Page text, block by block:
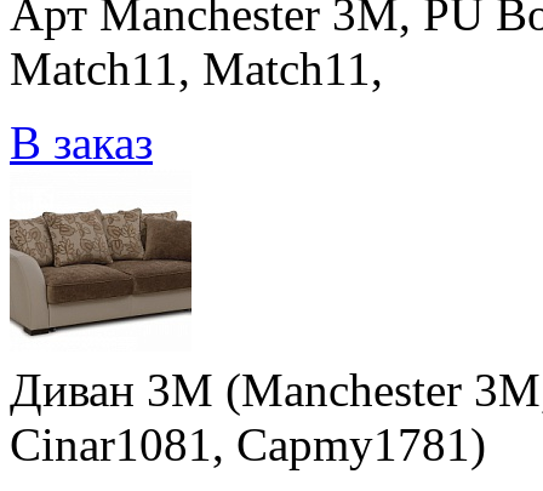
Арт Manchester 3M, PU
Match11, Match11,
В заказ
Диван 3M (Manchester
Cinar1081, Capmy1781)